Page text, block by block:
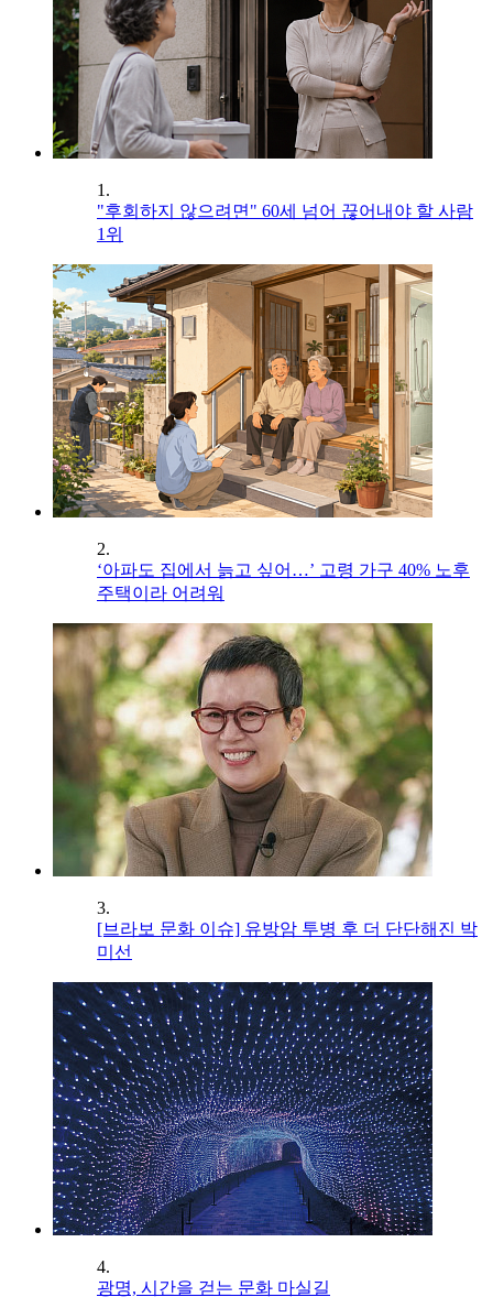
1.
"후회하지 않으려면" 60세 넘어 끊어내야 할 사람
1위
2.
‘아파도 집에서 늙고 싶어…’ 고령 가구 40% 노후
주택이라 어려워
3.
[브라보 문화 이슈] 유방암 투병 후 더 단단해진 박
미선
4.
광명, 시간을 걷는 문화 마실길